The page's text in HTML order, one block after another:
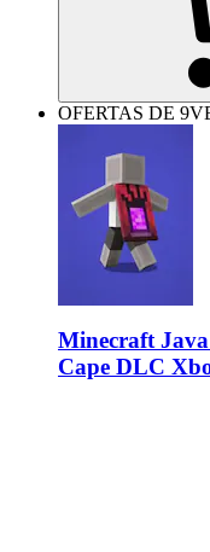
OFERTAS DE
Minecraft
Cape DLC